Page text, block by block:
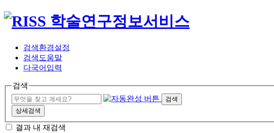
검색환경설정
검색도움말
다국어입력
검색
검색
상세검색
결과 내 재검색